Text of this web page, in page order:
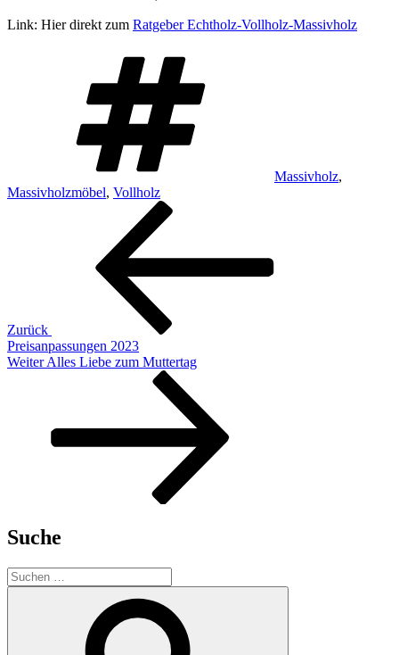
Link: Hier direkt zum Ratgeber Echtholz-Vollholz-Massivholz
Massivholz,
Massivholzmöbel, Vollholz
Beitragsnavigation
Zurück
Preisanpassungen 2023
Nächster
Weiter Alles Liebe zum Muttertag
Suche
Suchen
nach: